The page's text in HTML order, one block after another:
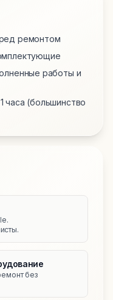
ремонтом
работы и
часа (большинство
без